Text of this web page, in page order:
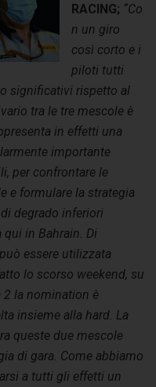
RACING; “Co
n un giro
così corto e i
piloti tutti
significativi rispetto al
tra le tre mescole è
in effetti una
importante
per confrontare le
e formulare la strategia
degrado inferiori
in Bahrain. Di
essere utilizzata
lo scorso weekend, su
la nomination è
insieme alla hard. La
queste due mescole
di gara. Come abbiamo
a tutti gli effetti un